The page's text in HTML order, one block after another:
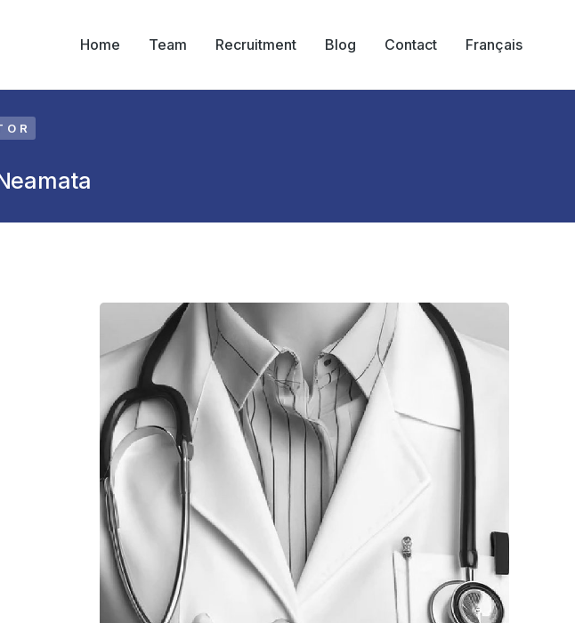
Home Team Recruitment Blog Contact Français